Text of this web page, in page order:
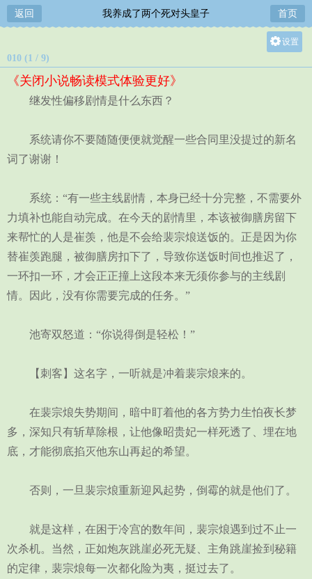
返回 我养成了两个死对头皇子 首页
设置
010 (1 / 9)
《关闭小说畅读模式体验更好》
继发性偏移剧情是什么东西？
系统请你不要随随便便就觉醒一些合同里没提过的新名
词了谢谢！
系统：“有一些主线剧情，本身已经十分完整，不需要外
力填补也能自动完成。在今天的剧情里，本该被御膳房留下
来帮忙的人是崔羡，他是不会给裴宗烺送饭的。正是因为你
替崔羡跑腿，被御膳房扣下了，导致你送饭时间也推迟了，
一环扣一环，才会正正撞上这段本来无须你参与的主线剧
情。因此，没有你需要完成的任务。”
池寄双怒道：“你说得倒是轻松！”
【刺客】这名字，一听就是冲着裴宗烺来的。
在裴宗烺失势期间，暗中盯着他的各方势力生怕夜长梦
多，深知只有斩草除根，让他像昭贵妃一样死透了、埋在地
底，才能彻底掐灭他东山再起的希望。
否则，一旦裴宗烺重新迎风起势，倒霉的就是他们了。
就是这样，在困于冷宫的数年间，裴宗烺遇到过不止一
次杀机。当然，正如炮灰跳崖必死无疑、主角跳崖捡到秘籍
的定律，裴宗烺每一次都化险为夷，挺过去了。